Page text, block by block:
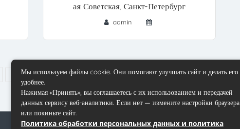
ая Советская, Санкт-Петербург
admin
6 7 8 9 10 »
Мы используем файлы cookie. Они помогают улучшать сайт и делать его
удобнее.
Нажимая «Принять», вы соглашаетесь с их использованием и передачей
данных сервису веб-аналитики. Если нет — измените настройки браузера
или покиньте сайт.
Политика обработки персональных данных и политика